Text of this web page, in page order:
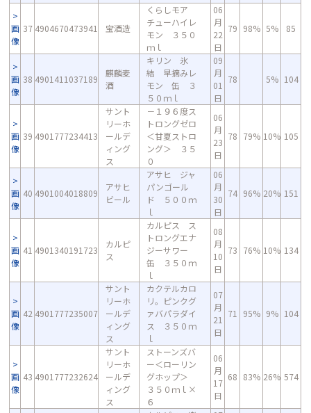
画
像
37 4904670473941 宝酒造
くらしモア
チューハイレ
モン ３５０
ｍｌ
06
月
22
日
79 98% 5% 85
画
像
38 4901411037189
麒麟麦
酒
キリン 氷
結 早摘みレ
モン 缶 ３
５０ｍｌ
09
月
01
日
78 5% 104
画
像
39 4901777234413
サント
リーホ
ールデ
ィング
ス
－１９６度ス
トロングゼロ
＜甘夏ストロ
ング＞ ３５
０
06
月
23
日
78 79% 10% 105
画
像
40 4901004018809
アサヒ
ビール
アサヒ ジャ
パンゴール
ド ５００ｍ
ｌ
06
月
30
日
74 96% 20% 151
画
像
41 4901340191723
カルピ
ス
カルピス ス
トロングエナ
ジーサワー
缶 ３５０ｍ
ｌ
08
月
10
日
73 76% 10% 134
画
像
42 4901777235007
サント
リーホ
ールデ
ィング
ス
カクテルカロ
リ。ピンクグ
ァバパラダイ
ス ３５０ｍ
ｌ
07
月
21
日
71 95% 9% 104
画
像
43 4901777232624
サント
リーホ
ールデ
ィング
ス
ストーンズバ
ー＜ローリン
グホップ＞
３５０ｍｌ×
６
06
月
17
日
68 83% 26% 574